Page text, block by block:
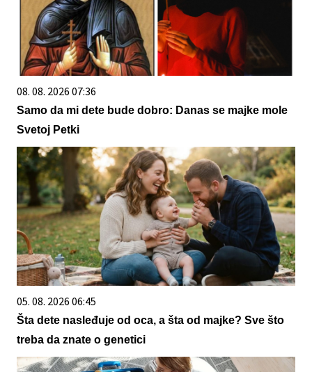
08. 08. 2026 07:36
Samo da mi dete bude dobro: Danas se majke mole
Svetoj Petki
05. 08. 2026 06:45
Šta dete nasleđuje od oca, a šta od majke? Sve što
treba da znate o genetici